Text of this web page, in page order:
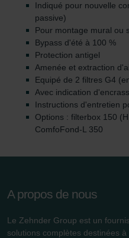
Indiqué pour nouvelle
passive)
Pour montage mural ou
Bypass d'été à 100 %
Protection antigel
Amenée et extraction
Equipé de 2 filtres G4
Avec indication
Instructions d'entretien
Options : filterbox 150
ComfoFond-L 350
A propos de nous
Le Zehnder Group est un
solutions complètes destinées